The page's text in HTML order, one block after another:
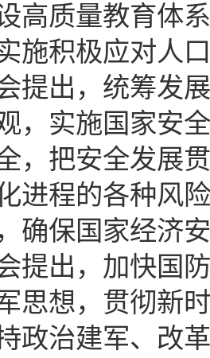
高质量教育体
施积极应对人
出，统筹发展
，实施国家安
，把安全发展
进程的各种风
确保国家经济
出，加快国防
思想，贯彻新
政治建军、改